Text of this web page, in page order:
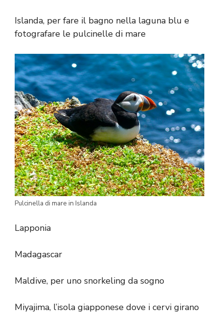
Islanda, per fare il bagno nella laguna blu e
fotografare le pulcinelle di mare
Pulcinella di mare in Islanda
Lapponia
Madagascar
Maldive, per uno snorkeling da sogno
Miyajima, l’isola giapponese dove i cervi girano